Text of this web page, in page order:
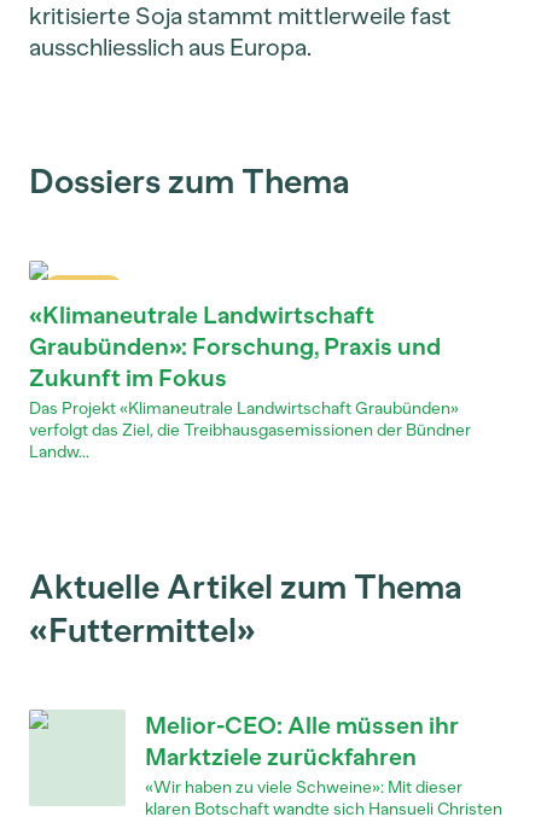
kritisierte Soja stammt mittlerweile fast
ausschliesslich aus Europa.
Dossiers zum Thema
«Klimaneutrale Landwirtschaft
Graubünden»: Forschung, Praxis und
Zukunft im Fokus
Das Projekt «Klimaneutrale Landwirtschaft Graubünden»
verfolgt das Ziel, die Treibhausgasemissionen der Bündner
Landw...
Aktuelle Artikel zum Thema
«Futtermittel»
Melior-CEO: Alle müssen ihr
Marktziele zurückfahren
«Wir haben zu viele Schweine»: Mit dieser
klaren Botschaft wandte sich Hansueli Christen